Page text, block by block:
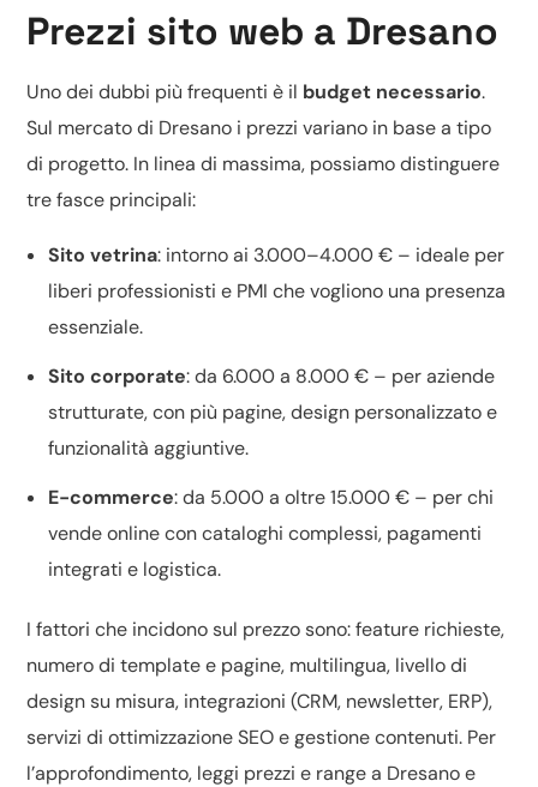
Prezzi sito web a Dresano
Uno dei dubbi più frequenti è il budget necessario.
Sul mercato di Dresano i prezzi variano in base a tipo
di progetto. In linea di massima, possiamo distinguere
tre fasce principali:
Sito vetrina: intorno ai 3.000–4.000 € – ideale per
liberi professionisti e PMI che vogliono una presenza
essenziale.
Sito corporate: da 6.000 a 8.000 € – per aziende
strutturate, con più pagine, design personalizzato e
funzionalità aggiuntive.
E-commerce: da 5.000 a oltre 15.000 € – per chi
vende online con cataloghi complessi, pagamenti
integrati e logistica.
I fattori che incidono sul prezzo sono: feature richieste,
numero di template e pagine, multilingua, livello di
design su misura, integrazioni (CRM, newsletter, ERP),
servizi diottimizzazione SEOe gestione contenuti. Per
l’approfondimento, leggi prezzi e range a Dresanoe